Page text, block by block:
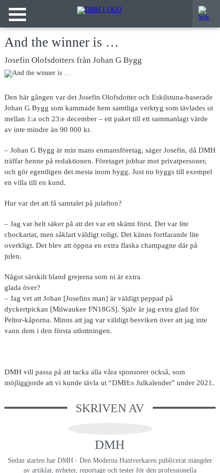
And the winner is …
Josefin Olofsdotters från Johan G Bygg
Den här gången var det Josefin Olofsdotter och Eskilstuna-baserade
Johan G Bygg som kammade hem samtliga verktyg som tävlades ut
mellan 1:a och 23:e december – ett paket till ett sammanlagt värde
av inte mindre än 90 000 kr.
– Johan G Bygg är min mans enmansföretag, säger Josefin, då DMH
träffar henne på redaktionen. Företaget jobbar mot privatpersoner,
och gör egentligen det mesta inom bygg. Just nu byggs till exempel
en villa till en kund.
Hur var det att få samtalet på julafton?
– Jag var helt säker på att det var ett skämt först. Det var lite
chockartat, men såklart väldigt roligt. Det känns fortfarande lite
overkligt. Det blev att öppna en extra flaska champagne där på
julen.
Något särskilt bland grejerna som ni är extra
glada över?
– Jag vet att Johan [Josefins man] är väldigt peppad på
dyckertpickan [Milwaukee FN18GS]. Själv är jag extra glad för
Peltor-kåporna. Minns att jag var väldigt besviken över att jag inte
vann dem i den första utlottningen.
DMH vill passa på att tacka alla våra sponsorer också, som
möjliggjorde att vi kunde tävla ut “DMH:s Julkalender” under 2021.
SKRIVEN AV
DMH
Sedan starten har DMH - Den Moderna Hantverkaren publicerat mängder
av artiklar, nyheter, reportage och tester för den professionella